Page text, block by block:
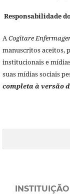
Responsabilidade
ACogitare
manuscritos aceitos,
institucionais e
suas mídias sociais
completa à versão
INSTITUIÇÃO